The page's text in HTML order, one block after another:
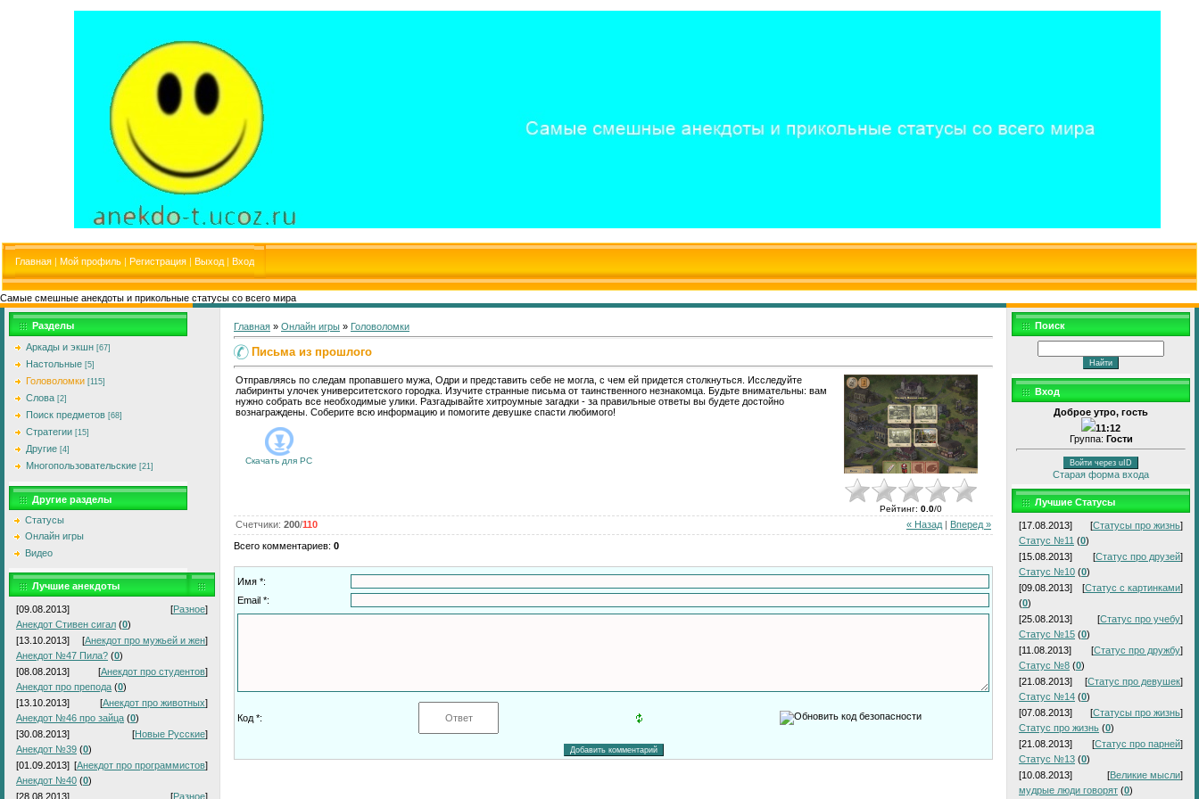
Главная | Мой профиль | Регистрация | Выход | Вход
Самые смешные анекдоты и прикольные статусы со всего мира
Разделы
Аркады и экшн [67]
Настольные [5]
Головоломки [115]
Слова [2]
Поиск предметов [68]
Стратегии [15]
Другие [4]
Многопользовательские [21]
Другие разделы
Статусы
Онлайн игры
Видео
Лучшие анекдоты
[09.08.2013] [Разное]
Анекдот Стивен сигал (0)
[13.10.2013]
[Анекдот про мужьей и жен]
Анекдот №47 Пила? (0)
[08.08.2013]
[Анекдот про студентов]
Анекдот про препода (0)
[13.10.2013]
[Анекдот про животных]
Анекдот №46 про зайца (0)
[30.08.2013]
[Новые Русские]
Анекдот №39 (0)
[01.09.2013] [Анекдот про программистов]
Анекдот №40 (0)
[28.08.2013]
[Разное]
Главная » Онлайн игры » Головоломки
Письма из прошлого
Отправляясь по следам пропавшего мужа, Одри и представить себе не могла, с чем ей придется столкнуться. Исследуйте
лабиринты улочек университетского городка. Изучите странные письма от таинственного незнакомца. Будьте внимательны: вам
нужно собрать все необходимые улики. Разгадывайте хитроумные загадки - за правильные ответы вы будете достойно
вознаграждены. Соберите всю информацию и помогите девушке спасти любимого!
Скачать для PC
Рейтинг: 0.0/0
« Назад Вперед »
Счетчики: 200/110
Всего комментариев: 0
Имя *:
Email *:
Код *:
Поиск
Вход
Доброе утро, гость
11:12
Группа: Гости
Войти через uID
Старая форма входа
Лучшие Статусы
[17.08.2013] [Статусы про жизнь]
Статус №11 (0)
[15.08.2013]
[Статус про друзей]
Статус №10 (0)
[09.08.2013]
[Статус с картинками]
(0)
[25.08.2013]
[Статус про учебу]
Статус №15 (0)
[11.08.2013]
[Статус про дружбу]
Статус №8 (0)
[21.08.2013]
[Статус про девушек]
Статус №14 (0)
[07.08.2013]
[Статусы про жизнь]
Статус про жизнь (0)
[21.08.2013]
[Статус про парней]
Статус №13 (0)
[10.08.2013]
[Великие мысли]
мудрые люди говорят (0)